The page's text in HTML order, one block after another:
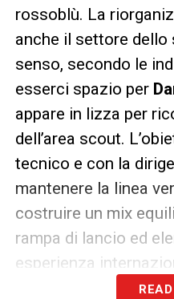
rossoblù. La
anche il settore dello
senso, secondo le
esserci spazio per
appare in lizza per
dell’area scout.
tecnico e con la
mantenere la linea
costruire un mix
rampa di lancio ed
esperienza